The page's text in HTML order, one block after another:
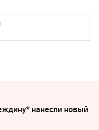
нанесли новый